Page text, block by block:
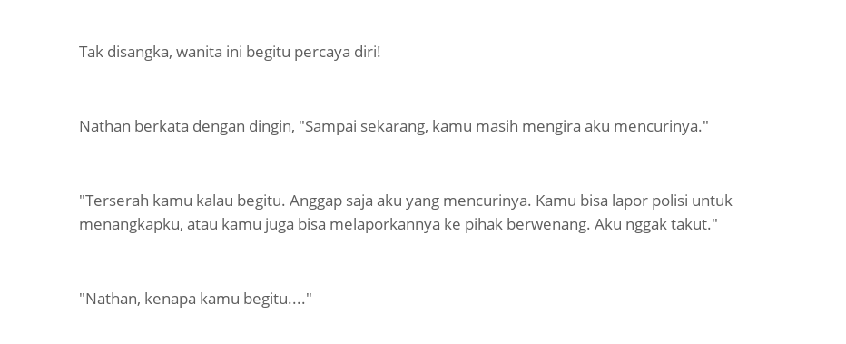
Tak disangka, wanita ini begitu percaya diri!
Nathan berkata dengan dingin, "Sampai sekarang, kamu masih mengira aku mencurinya."
"Terserah kamu kalau begitu. Anggap saja aku yang mencurinya. Kamu bisa lapor polisi untuk
menangkapku, atau kamu juga bisa melaporkannya ke pihak berwenang. Aku nggak takut."
"Nathan, kenapa kamu begitu...."